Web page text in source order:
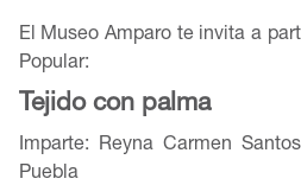
El Museo Amparo te invita a
Popular:
Tejido con palma
Imparte: Reyna Carmen
Puebla